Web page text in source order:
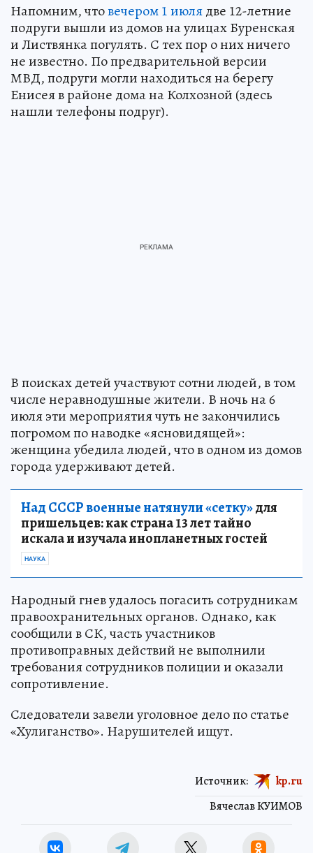
Напомним, чтовечером 1 июлядве 12-летние
подруги вышли из домов на улицах Буренская
и Листвянка погулять. С тех пор о них ничего
не известно. По предварительной версии
МВД, подруги могли находиться на берегу
Енисея в районе дома на Колхозной (здесь
нашли телефоны подруг).
В поисках детей участвуют сотни людей, в том
числе неравнодушные жители. В ночь на 6
июля эти мероприятия чуть не закончились
погромом по наводке «ясновидящей»:
женщина убедила людей, что в одном из домов
города удерживают детей.
Над СССР военные натянули «сетку»для
пришельцев: как страна 13 лет тайно
искала и изучала инопланетных гостей
НАУКА
Народный гнев удалось погасить сотрудникам
правоохранительных органов. Однако, как
сообщили в СК, часть участников
противоправных действий не выполнили
требования сотрудников полиции и оказали
сопротивление.
Следователи завели уголовное дело по статье
«Хулиганство». Нарушителей ищут.
Вячеслав КУИМОВ
Источник: kp.ru